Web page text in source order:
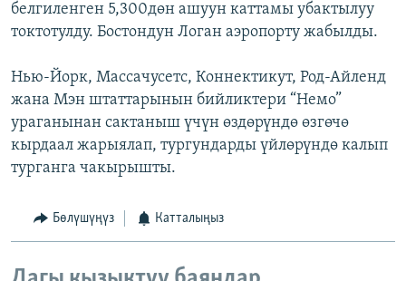
белгиленген 5,300дөн ашуун каттамы убактылуу
токтотулду. Бостондун Логан аэропорту жабылды.
Нью-Йорк, Массачусетс, Коннектикут, Род-Айленд
жана Мэн штаттарынын бийликтери “Немо”
ураганынан сактаныш үчүн өздөрүндө өзгөчө
кырдаал жарыялап, тургундарды үйлөрүндө калып
турганга чакырышты.
Бөлүшүңүз Катталыңыз